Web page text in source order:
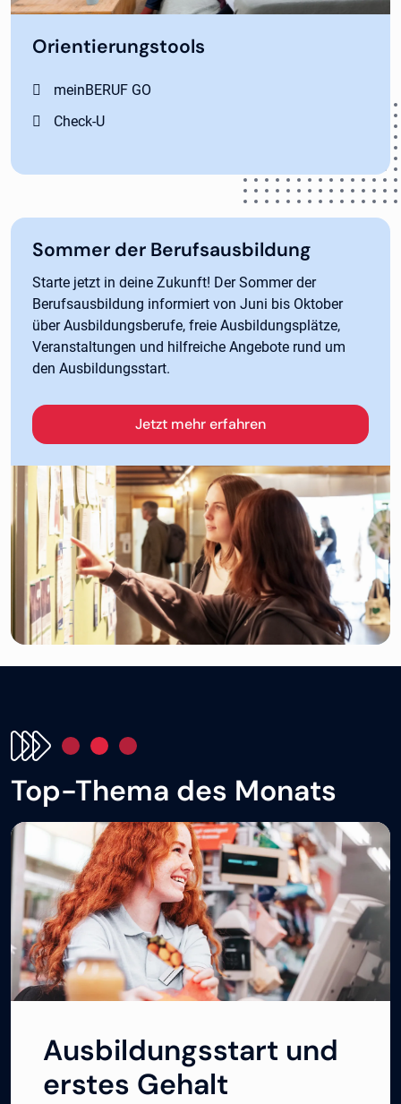
Orientierungstools
meinBERUF GO
Check-U
Sommer der Berufsausbildung
Starte jetzt in deine Zukunft! Der Sommer der
Berufsausbildung informiert von Juni bis Oktober
über Ausbildungsberufe, freie Ausbildungsplätze,
Veranstaltungen und hilfreiche Angebote rund um
den Ausbildungsstart.
Öffnet in neuem Tab
Jetzt mehr erfahren
Top-Thema des Monats
Ausbildungsstart und
erstes Gehalt